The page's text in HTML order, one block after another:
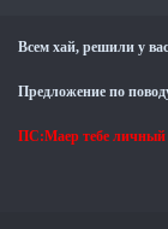
Всем хай, решили у
Предложение по
ПС:Маер тебе личный